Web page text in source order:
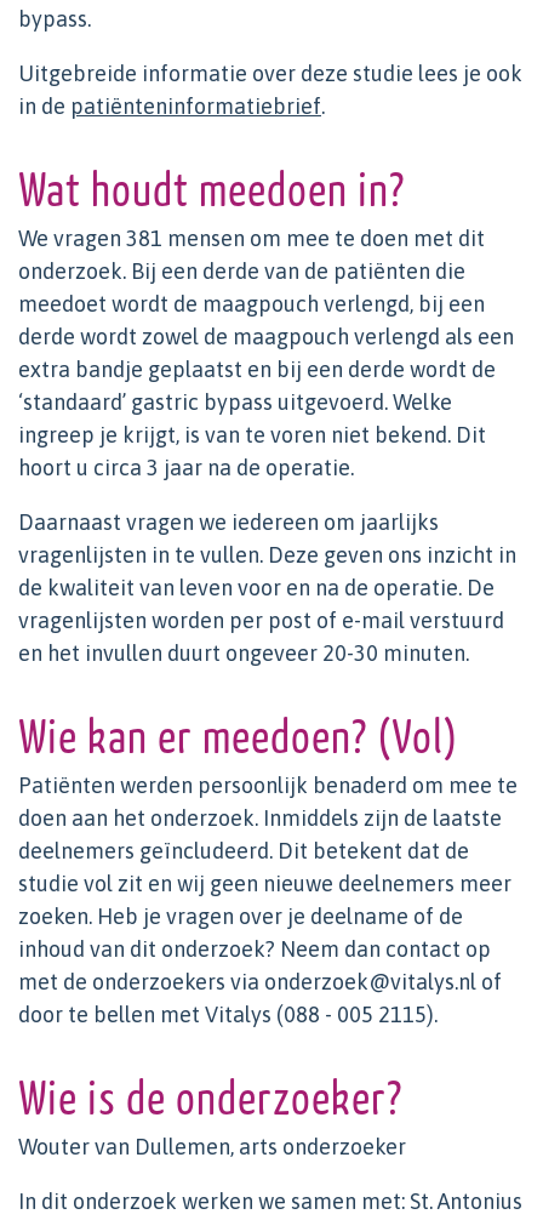
bypass.
Uitgebreide informatie over deze studie lees je ook
in de patiënteninformatiebrief.
Wat houdt meedoen in?
We vragen 381 mensen om mee te doen met dit
onderzoek. Bij een derde van de patiënten die
meedoet wordt de maagpouch verlengd, bij een
derde wordt zowel de maagpouch verlengd als een
extra bandje geplaatst en bij een derde wordt de
‘standaard’ gastric bypass uitgevoerd. Welke
ingreep je krijgt, is van te voren niet bekend. Dit
hoort u circa 3 jaar na de operatie.
Daarnaast vragen we iedereen om jaarlijks
vragenlijsten in te vullen. Deze geven ons inzicht in
de kwaliteit van leven voor en na de operatie. De
vragenlijsten worden per post of e-mail verstuurd
en het invullen duurt ongeveer 20-30 minuten.
Wie kan er meedoen? (Vol)
Patiënten werden persoonlijk benaderd om mee te
doen aan het onderzoek. Inmiddels zijn de laatste
deelnemers geïncludeerd. Dit betekent dat de
studie vol zit en wij geen nieuwe deelnemers meer
zoeken. Heb je vragen over je deelname of de
inhoud van dit onderzoek? Neem dan contact op
met de onderzoekers via onderzoek@vitalys.nl of
door te bellen met Vitalys (088 - 005 2115).
Wie is de onderzoeker?
Wouter van Dullemen, arts onderzoeker
In dit onderzoek werken we samen met: St. Antonius